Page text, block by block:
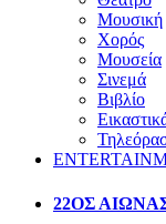
Μουσική
Χορός
Μουσεία
Σινεμά
Βιβλίο
22ΟΣ